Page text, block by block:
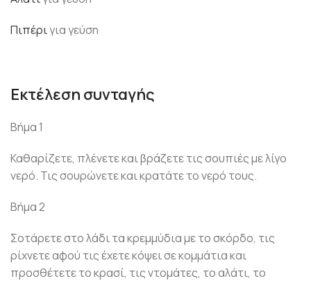
Πιπέριγια γεύση
Εκτέλεση συνταγής
Βήμα 1
Καθαρίζετε, πλένετε και βράζετε τις σουπιές με λίγο
νερό. Τις σουρώνετε και κρατάτε το νερό τους.
Βήμα 2
Σοτάρετε στο λάδι τα κρεμμύδια με το σκόρδο, τις
ρίχνετε αφού τις έχετε κόψει σε κομμάτια και
προσθέτετε το κρασί, τις ντομάτες, το αλάτι, το